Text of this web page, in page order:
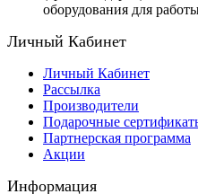
оборудования для
Личный Кабинет
Личный Кабинет
Рассылка
Производители
Подарочные
Партнерская программа
Акции
Информация